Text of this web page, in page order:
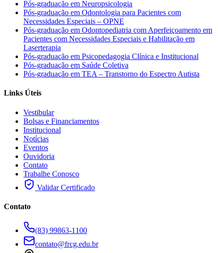
Pós-graduação em Neuropsicologia
Pós-graduação em Odontologia para Pacientes com
Necessidades Especiais – OPNE
Pós-graduação em Odontopediatria com Aperfeiçoamento em
Pacientes com Necessidades Especiais e Habilitação em
Laserterapia
Pós-graduação em Psicopedagogia Clínica e Institucional
Pós-graduação em Saúde Coletiva
Pós-graduação em TEA – Transtorno do Espectro Autista
Links Úteis
Vestibular
Bolsas e Financiamentos
Institucional
Notícias
Eventos
Ouvidoria
Contato
Trabalhe Conosco
Validar Certificado
Contato
(83) 99863-1100
contato@frcg.edu.br